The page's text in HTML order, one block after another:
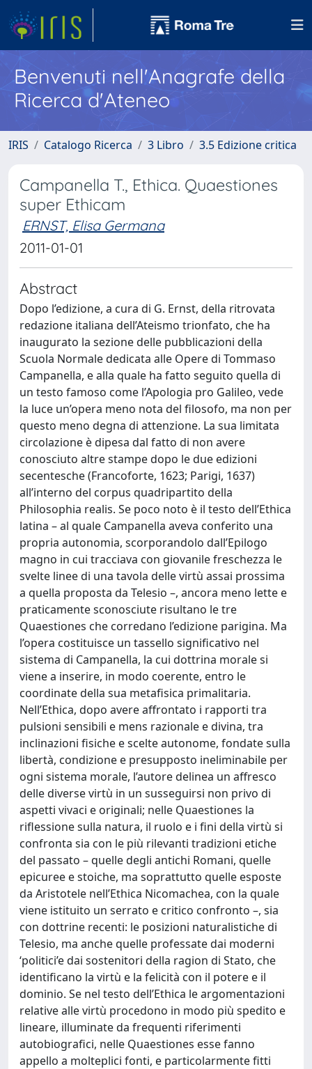
Benvenuti nell'Anagrafe della
Ricerca d'Ateneo
IRIS Catalogo Ricerca 3 Libro 3.5 Edizione critica
Campanella T., Ethica. Quaestiones
super Ethicam
ERNST, Elisa Germana
2011-01-01
Abstract
Dopo l’edizione, a cura di G. Ernst, della ritrovata
redazione italiana dell’Ateismo trionfato, che ha
inaugurato la sezione delle pubblicazioni della
Scuola Normale dedicata alle Opere di Tommaso
Campanella, e alla quale ha fatto seguito quella di
un testo famoso come l’Apologia pro Galileo, vede
la luce un’opera meno nota del filosofo, ma non per
questo meno degna di attenzione. La sua limitata
circolazione è dipesa dal fatto di non avere
conosciuto altre stampe dopo le due edizioni
secentesche (Francoforte, 1623; Parigi, 1637)
all’interno del corpus quadripartito della
Philosophia realis. Se poco noto è il testo dell’Ethica
latina – al quale Campanella aveva conferito una
propria autonomia, scorporandolo dall’Epilogo
magno in cui tracciava con giovanile freschezza le
svelte linee di una tavola delle virtù assai prossima
a quella proposta da Telesio –, ancora meno lette e
praticamente sconosciute risultano le tre
Quaestiones che corredano l’edizione parigina. Ma
l’opera costituisce un tassello significativo nel
sistema di Campanella, la cui dottrina morale si
viene a inserire, in modo coerente, entro le
coordinate della sua metafisica primalitaria.
Nell’Ethica, dopo avere affrontato i rapporti tra
pulsioni sensibili e mens razionale e divina, tra
inclinazioni fisiche e scelte autonome, fondate sulla
libertà, condizione e presupposto ineliminabile per
ogni sistema morale, l’autore delinea un affresco
delle diverse virtù in un susseguirsi non privo di
aspetti vivaci e originali; nelle Quaestiones la
riflessione sulla natura, il ruolo e i fini della virtù si
confronta sia con le più rilevanti tradizioni etiche
del passato – quelle degli antichi Romani, quelle
epicuree e stoiche, ma soprattutto quelle esposte
da Aristotele nell’Ethica Nicomachea, con la quale
viene istituito un serrato e critico confronto –, sia
con dottrine recenti: le posizioni naturalistiche di
Telesio, ma anche quelle professate dai moderni
‘politici’e dai sostenitori della ragion di Stato, che
identificano la virtù e la felicità con il potere e il
dominio. Se nel testo dell’Ethica le argomentazioni
relative alle virtù procedono in modo più spedito e
lineare, illuminate da frequenti riferimenti
autobiografici, nelle Quaestiones esse fanno
appello a molteplici fonti, e particolarmente fitti